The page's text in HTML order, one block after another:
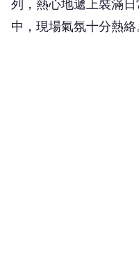
列，熱心地遞上裝滿
中，現場氣氛十分熱絡